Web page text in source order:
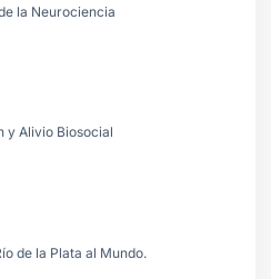
la Neurociencia
y Alivio Biosocial
de la Plata al Mundo.